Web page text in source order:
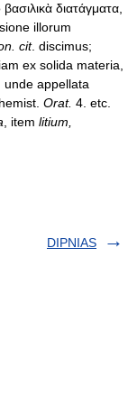
διατάγματα,
illorum
cit. discimus;
ex solida materia,
appellata
Orat. 4. etc.
, item litium,
DIPNIAS